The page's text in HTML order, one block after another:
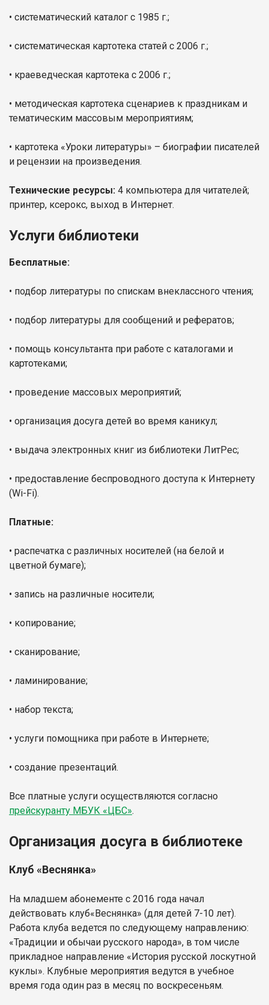
• систематический каталог с 1985 г.;
• систематическая картотека статей с 2006 г.;
• краеведческая картотека с 2006 г.;
• методическая картотека сценариев к праздникам и
тематическим массовым мероприятиям;
• картотека «Уроки литературы» – биографии писателей
и рецензии на произведения.
Технические ресурсы: 4 компьютера для читателей;
принтер, ксерокс, выход в Интернет.
Услуги библиотеки
Бесплатные:
• подбор литературы по спискам внеклассного чтения;
• подбор литературы для сообщений и рефератов;
• помощь консультанта при работе с каталогами и
картотеками;
• проведение массовых мероприятий;
• организация досуга детей во время каникул;
• выдача электронных книг из библиотеки ЛитРес;
• предоставление беспроводного доступа к Интернету
(Wi-Fi).
Платные:
• распечатка с различных носителей (на белой и
цветной бумаге);
• запись на различные носители;
• копирование;
• сканирование;
• ламинирование;
• набор текста;
• услуги помощника при работе в Интернете;
• создание презентаций.
Все платные услуги осуществляются согласно
прейскуранту МБУК «ЦБС».
Организация досуга в библиотеке
Клуб «Веснянка»
На младшем абонементе с 2016 года начал
действовать клуб«Веснянка» (для детей 7-10 лет).
Работа клуба ведется по следующему направлению:
«Традиции и обычаи русского народа», в том числе
прикладное направление «История русской лоскутной
куклы». Клубные мероприятия ведутся в учебное
время года один раз в месяц по воскресеньям.